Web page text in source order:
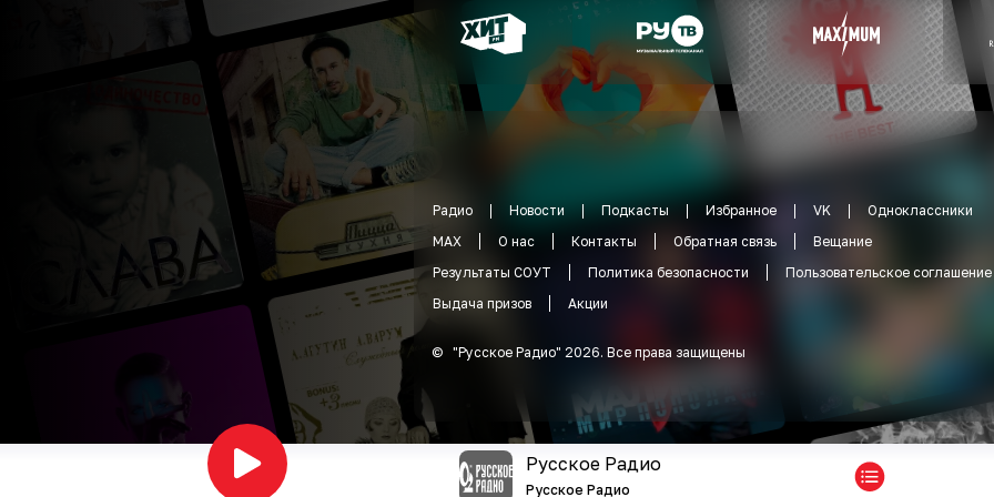
Радио Новости Подкасты Избранное VK
Одноклассники
MAX
О нас Контакты Обратная связь
Вещание
Результаты СОУТ
Политика безопасности
Пользовательское соглашение
Выдача призов
Акции
© "Русское Радио" 2026. Все права защищены
Русское Радио
Русское Радио